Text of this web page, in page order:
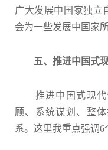
广大发展中国家独立
会为一些发展中国家所
五、推进中国式现
推进中国式现代
顾、系统谋划、整
系。这里我重点强调6